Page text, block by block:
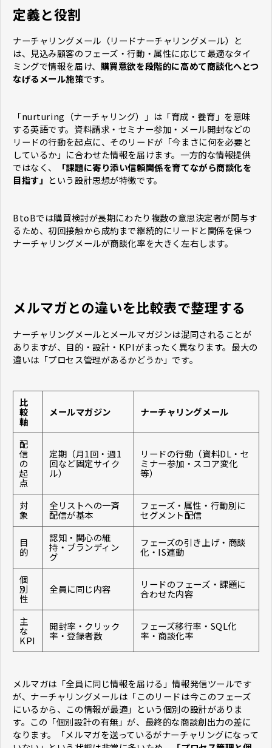
定義と役割
ナーチャリングメール（リードナーチャリングメール）と
は、見込み顧客のフェーズ・行動・属性に応じて最適なタイ
ミングで情報を届け、 購買意欲を段階的に高めて商談化へとつ
なげるメール施策です。
「nurturing（ナーチャリング）」は「育成・養育」を意味
する英語です。資料請求・セミナー参加・メール開封などの
リードの行動を起点に、そのリードが「今まさに何を必要と
しているか」に合わせた情報を届けます。一方的な情報提供
ではなく、
「課題に寄り添い信頼関係を育てながら商談化を
目指す」 という設計思想が特徴です。
BtoBでは購買検討が長期にわたり複数の意思決定者が関与す
るため、初回接触から成約まで継続的にリードと関係を保つ
ナーチャリングメールが商談化率を大きく左右します。
メルマガとの違いを比較表で整理する
ナーチャリングメールとメールマガジンは混同されることが
ありますが、目的・設計・KPIがまったく異なります。最大の
違いは「プロセス管理があるかどうか」です。
比
較
軸
メールマガジン ナーチャリングメール
配
信
の
起
点
定期（月1回・週1
回など固定サイク
ル）
リードの行動（資料DL・セ
ミナー参加・スコア変化
等）
対
象
全リストへの一斉
配信が基本
フェーズ・属性・行動別に
セグメント配信
目
的
認知・関心の維
持・ブランディン
グ
フェーズの引き上げ・商談
化・IS連動
個
別
性
全員に同じ内容 リードのフェーズ・課題に
合わせた内容
主
な
KPI
開封率・クリック
率・登録者数
フェーズ移行率・SQL化
率・商談化率
メルマガは「全員に同じ情報を届ける」情報発信ツールです
が、ナーチャリングメールは「このリードは今このフェーズ
にいるから、この情報が最適」という個別の設計がありま
す。この「個別設計の有無」が、最終的な商談創出力の差に
なります。「メルマガを送っているがナーチャリングになって